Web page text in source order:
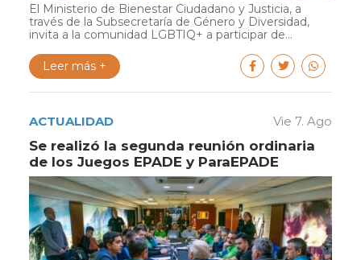
El Ministerio de Bienestar Ciudadano y Justicia, a
través de la Subsecretaría de Género y Diversidad,
invita a la comunidad LGBTIQ+ a participar de...
Leer más +
ACTUALIDAD Vie 7. Ago
Se realizó la segunda reunión ordinaria
de los Juegos EPADE y ParaEPADE